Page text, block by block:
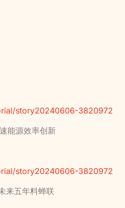
story20240606-3820972
能源效率创新
story20240606-3820972
来五年料蝉联